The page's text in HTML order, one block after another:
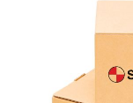
möglich.
entweder die
repariert oder
aus dem eigenen